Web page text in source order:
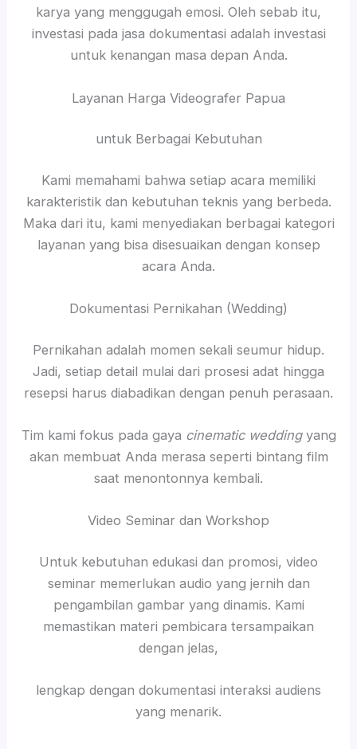
karya yang menggugah emosi. Oleh sebab itu,
investasi pada jasa dokumentasi adalah investasi
untuk kenangan masa depan Anda.
Layanan Harga Videografer Papua
untuk Berbagai Kebutuhan
Kami memahami bahwa setiap acara memiliki
karakteristik dan kebutuhan teknis yang berbeda.
Maka dari itu, kami menyediakan berbagai kategori
layanan yang bisa disesuaikan dengan konsep
acara Anda.
Dokumentasi Pernikahan (Wedding)
Pernikahan adalah momen sekali seumur hidup.
Jadi, setiap detail mulai dari prosesi adat hingga
resepsi harus diabadikan dengan penuh perasaan.
Tim kami fokus pada gaya cinematic weddingyang
akan membuat Anda merasa seperti bintang film
saat menontonnya kembali.
Video Seminar dan Workshop
Untuk kebutuhan edukasi dan promosi, video
seminar memerlukan audio yang jernih dan
pengambilan gambar yang dinamis. Kami
memastikan materi pembicara tersampaikan
dengan jelas,
lengkap dengan dokumentasi interaksi audiens
yang menarik.